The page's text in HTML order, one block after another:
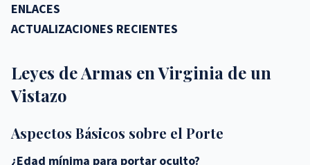
ENLACES
ACTUALIZACIONES RECIENTES
Leyes de Armas en Virginia de un
Vistazo
Aspectos Básicos sobre el Porte
¿Edad mínima para portar oculto?